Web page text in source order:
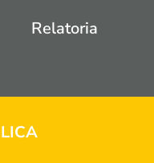
Relatoria